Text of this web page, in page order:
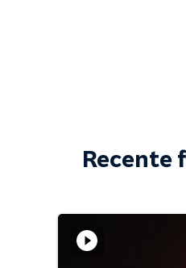
Recente